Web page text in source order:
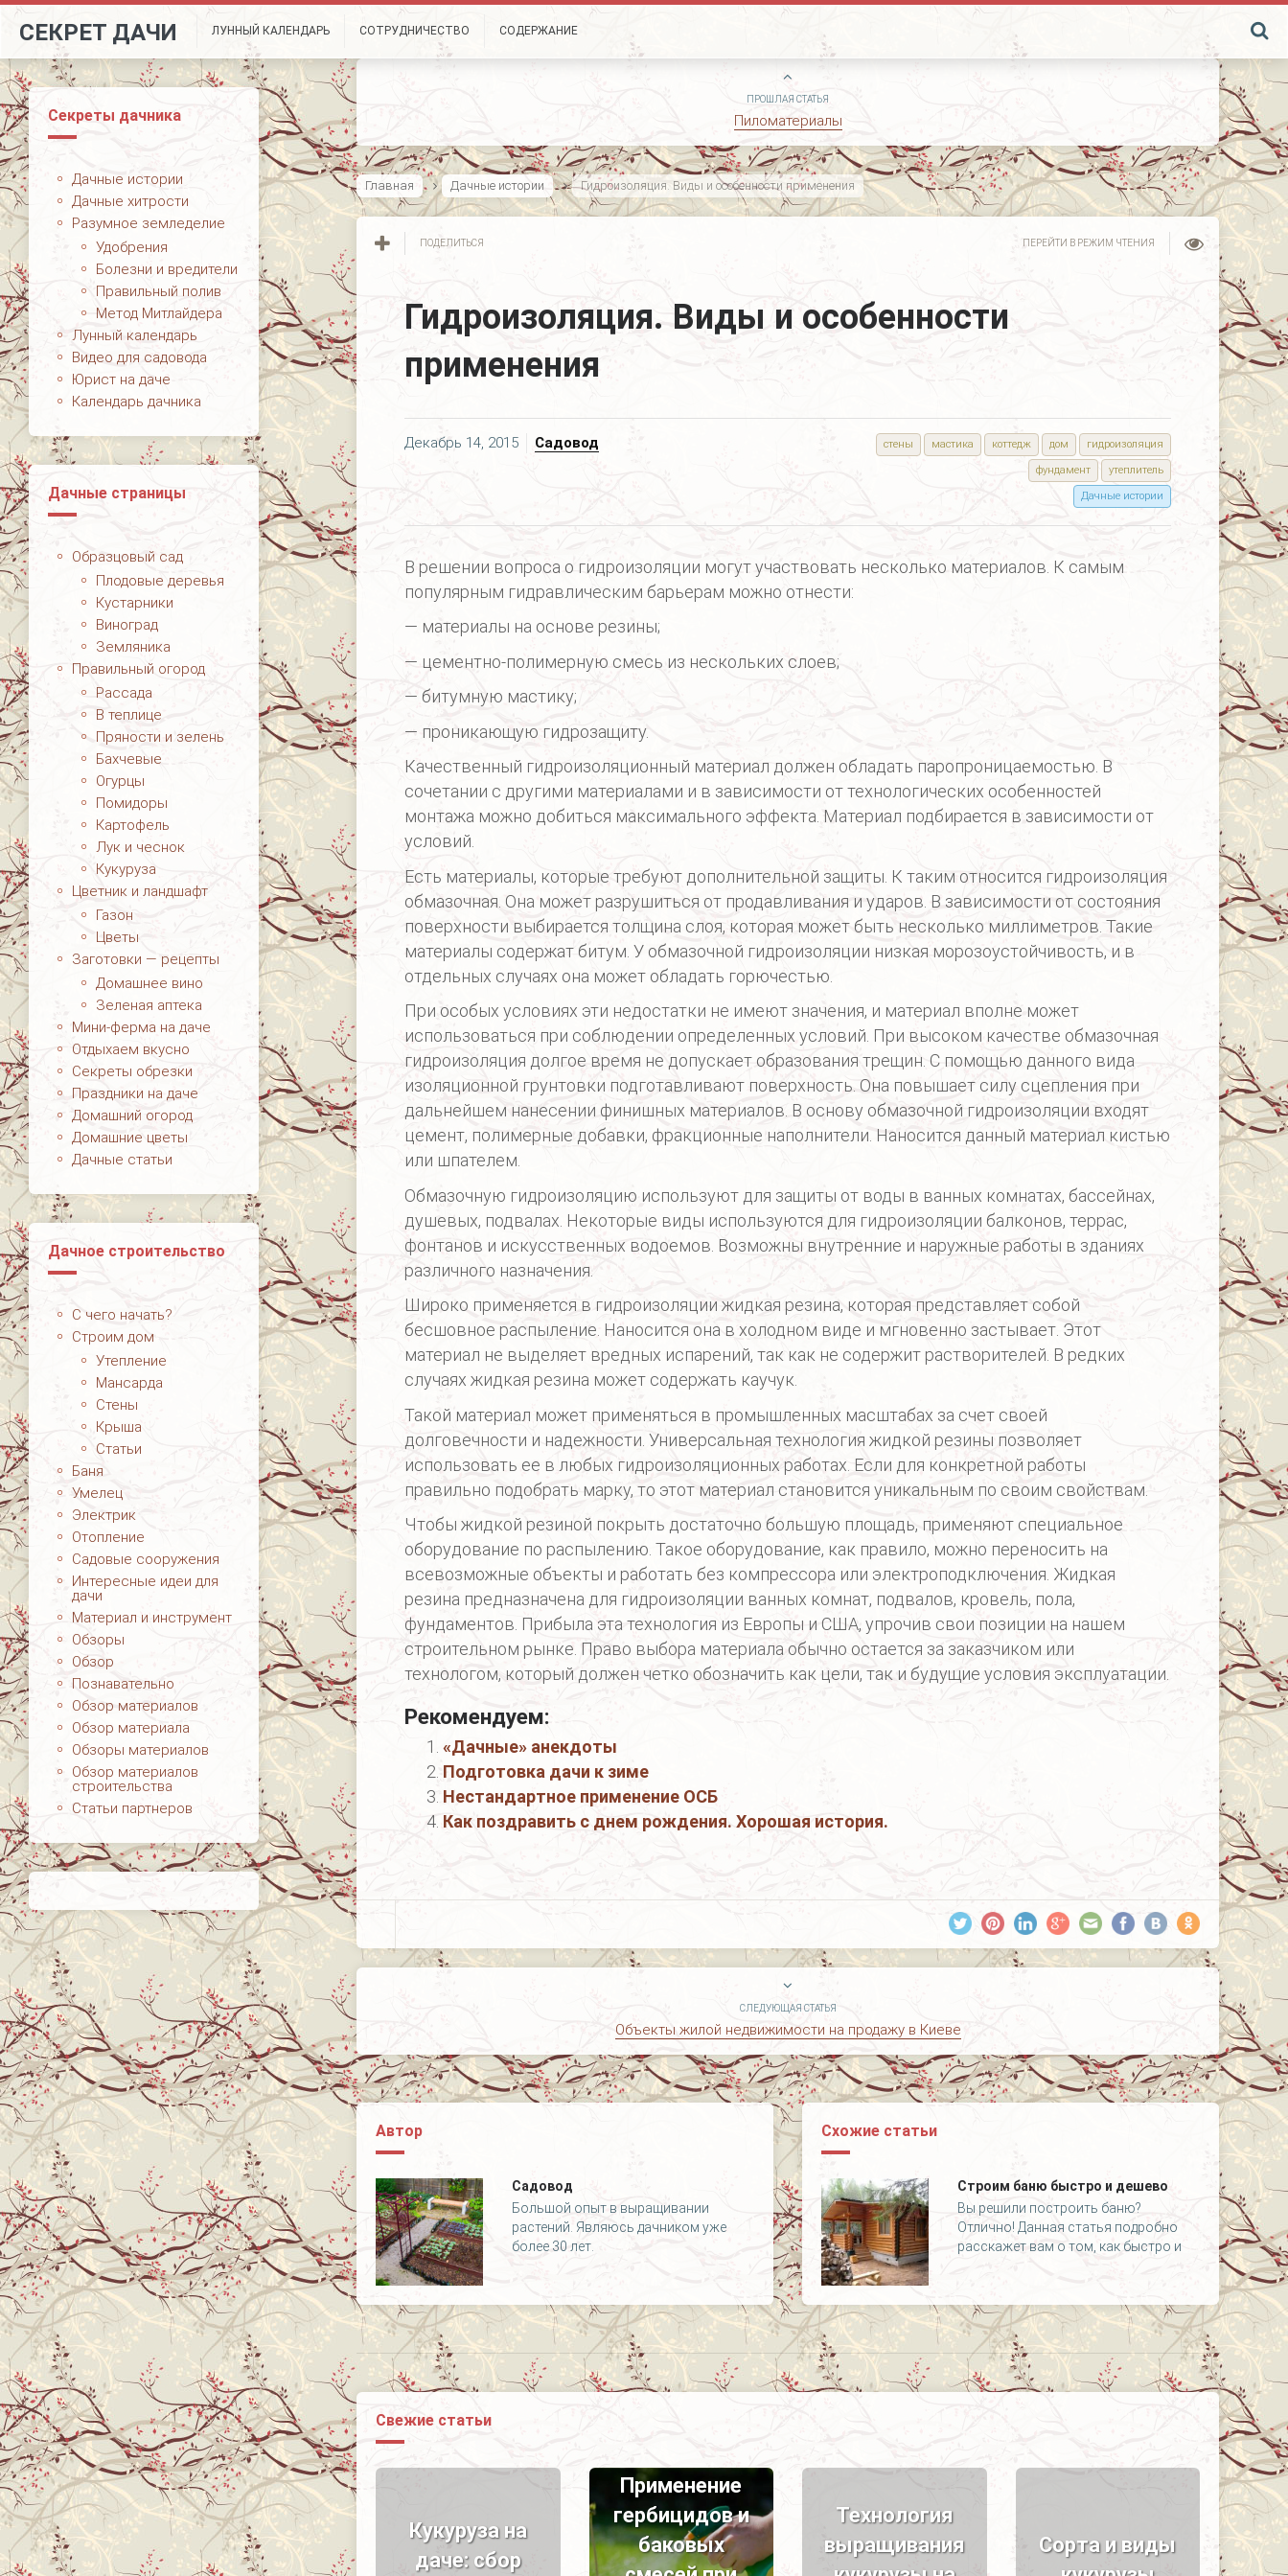
СЕКРЕТ ДАЧИ ЛУННЫЙ КАЛЕНДАРЬ СОТРУДНИЧЕСТВО СОДЕРЖАНИЕ
Секреты дачника
Дачные истории
Дачные хитрости
Разумное земледелие
Удобрения
Болезни и вредители
Правильный полив
Метод Митлайдера
Лунный календарь
Видео для садовода
Юрист на даче
Календарь дачника
Дачные страницы
Образцовый сад
Плодовые деревья
Кустарники
Виноград
Земляника
Правильный огород
Рассада
В теплице
Пряности и зелень
Бахчевые
Огурцы
Помидоры
Картофель
Лук и чеснок
Кукуруза
Цветник и ландшафт
Газон
Цветы
Заготовки — рецепты
Домашнее вино
Зеленая аптека
Мини-ферма на даче
Отдыхаем вкусно
Секреты обрезки
Праздники на даче
Домашний огород
Домашние цветы
Дачные статьи
Дачное строительство
С чего начать?
Строим дом
Утепление
Мансарда
Стены
Крыша
Статьи
Баня
Умелец
Электрик
Отопление
Садовые сооружения
Интересные идеи для
дачи
Материал и инструмент
Обзоры
Обзор
Познавательно
Обзор материалов
Обзор материала
Обзоры материалов
Обзор материалов
строительства
Статьи партнеров
ПРОШЛАЯ СТАТЬЯ
Пиломатериалы
Главная Дачные истории Гидроизоляция. Виды и особенности применения
ПОДЕЛИТЬСЯ ПЕРЕЙТИ В РЕЖИМ ЧТЕНИЯ
Гидроизоляция. Виды и особенности
применения
Декабрь 14, 2015 Садовод гидроизоляция
дом
коттедж
мастика
стены
утеплитель
фундамент
Дачные истории
В решении вопроса о гидроизоляции могут участвовать несколько материалов. К самым
популярным гидравлическим барьерам можно отнести:
— материалы на основе резины;
— цементно-полимерную смесь из нескольких слоев;
— битумную мастику;
— проникающую гидрозащиту.
Качественный гидроизоляционный материал должен обладать паропроницаемостью. В
сочетании с другими материалами и в зависимости от технологических особенностей
монтажа можно добиться максимального эффекта. Материал подбирается в зависимости от
условий.
Есть материалы, которые требуют дополнительной защиты. К таким относится гидроизоляция
обмазочная. Она может разрушиться от продавливания и ударов. В зависимости от состояния
поверхности выбирается толщина слоя, которая может быть несколько миллиметров. Такие
материалы содержат битум. У обмазочной гидроизоляции низкая морозоустойчивость, и в
отдельных случаях она может обладать горючестью.
При особых условиях эти недостатки не имеют значения, и материал вполне может
использоваться при соблюдении определенных условий. При высоком качестве обмазочная
гидроизоляция долгое время не допускает образования трещин. С помощью данного вида
изоляционной грунтовки подготавливают поверхность. Она повышает силу сцепления при
дальнейшем нанесении финишных материалов. В основу обмазочной гидроизоляции входят
цемент, полимерные добавки, фракционные наполнители. Наносится данный материал кистью
или шпателем.
Обмазочную гидроизоляцию используют для защиты от воды в ванных комнатах, бассейнах,
душевых, подвалах. Некоторые виды используются для гидроизоляции балконов, террас,
фонтанов и искусственных водоемов. Возможны внутренние и наружные работы в зданиях
различного назначения.
Широко применяется в гидроизоляции жидкая резина, которая представляет собой
бесшовное распыление. Наносится она в холодном виде и мгновенно застывает. Этот
материал не выделяет вредных испарений, так как не содержит растворителей. В редких
случаях жидкая резина может содержать каучук.
Такой материал может применяться в промышленных масштабах за счет своей
долговечности и надежности. Универсальная технология жидкой резины позволяет
использовать ее в любых гидроизоляционных работах. Если для конкретной работы
правильно подобрать марку, то этот материал становится уникальным по своим свойствам.
Чтобы жидкой резиной покрыть достаточно большую площадь, применяют специальное
оборудование по распылению. Такое оборудование, как правило, можно переносить на
всевозможные объекты и работать без компрессора или электроподключения. Жидкая
резина предназначена для гидроизоляции ванных комнат, подвалов, кровель, пола,
фундаментов. Прибыла эта технология из Европы и США, упрочив свои позиции на нашем
строительном рынке. Право выбора материала обычно остается за заказчиком или
технологом, который должен четко обозначить как цели, так и будущие условия эксплуатации.
Рекомендуем:
«Дачные» анекдоты
Подготовка дачи к зиме
Нестандартное применение ОСБ
Как поздравить с днем рождения. Хорошая история.
СЛЕДУЮЩАЯ СТАТЬЯ
Объекты жилой недвижимости на продажу в Киеве
Автор
Садовод
Большой опыт в выращивании
растений. Являюсь дачником уже
более 30 лет.
Схожие статьи
Строим баню быстро и дешево
Вы решили построить баню?
Отлично! Данная статья подробно
расскажет вам о том, как быстро и
Свежие статьи
Кукуруза на
даче: сбор
Применение
гербицидов и
баковых
Технология
выращивания
Сорта и виды